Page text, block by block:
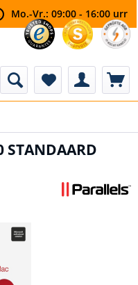
Mo.-Vr.: 09:00 - 16:00 urr
STANDAARD